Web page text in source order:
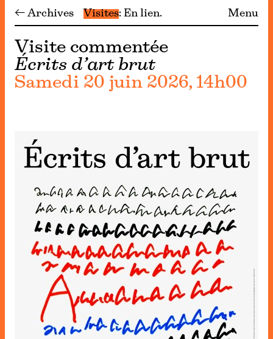
← Archives Visites En lien Menu
Visite commentée
Écrits d’art brut
Samedi 20 juin 2026, 14h00